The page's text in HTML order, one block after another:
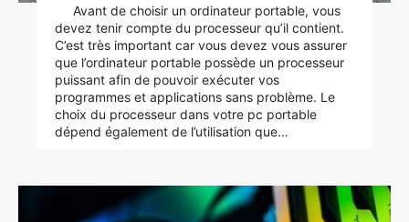
Avant de choisir un ordinateur portable, vous
devez tenir compte du processeur qu’il contient.
C’est très important car vous devez vous assurer
que l’ordinateur portable possède un processeur
puissant afin de pouvoir exécuter vos
programmes et applications sans problème. Le
choix du processeur dans votre pc portable
dépend également de l’utilisation que…